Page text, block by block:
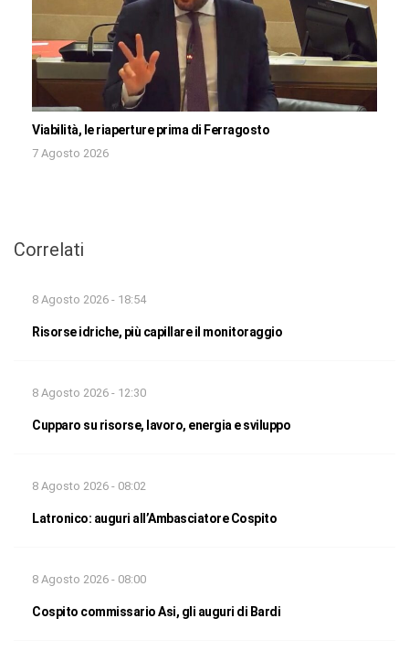
Viabilità, le riaperture prima di Ferragosto
7 Agosto 2026
Correlati
8 Agosto 2026 - 18:54
Risorse idriche, più capillare il monitoraggio
8 Agosto 2026 - 12:30
Cupparo su risorse, lavoro, energia e sviluppo
8 Agosto 2026 - 08:02
Latronico: auguri all’Ambasciatore Cospito
8 Agosto 2026 - 08:00
Cospito commissario Asi, gli auguri di Bardi